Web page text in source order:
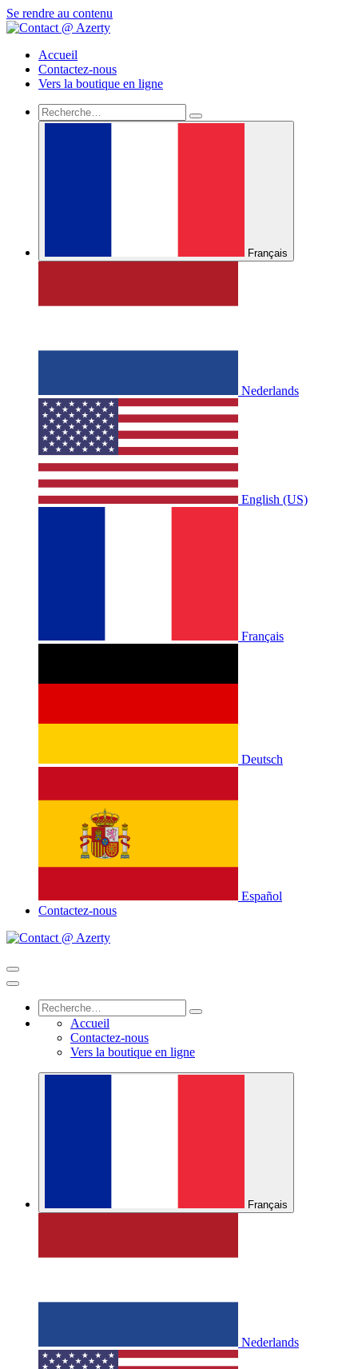
Se rendre au contenu
Accueil
Contactez-nous
Vers la boutique en ligne
Français
Nederlands
English (US)
Français
Deutsch
Español
Contactez-nous
Accueil
Contactez-nous
Vers la boutique en ligne
Français
Nederlands